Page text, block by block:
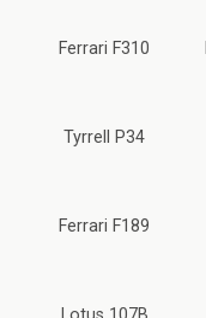
Ferrari F310
Tyrrell P34
Ferrari F189